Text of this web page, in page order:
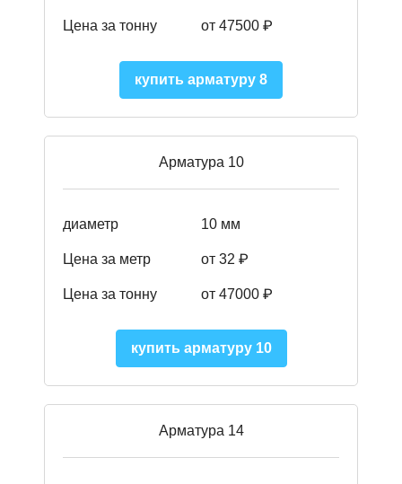
Цена за тонну от 47500 ₽
купить арматуру 8
Арматура 10
диаметр 10 мм
Цена за метр от 32 ₽
Цена за тонну от 47000 ₽
купить арматуру 10
Арматура 14